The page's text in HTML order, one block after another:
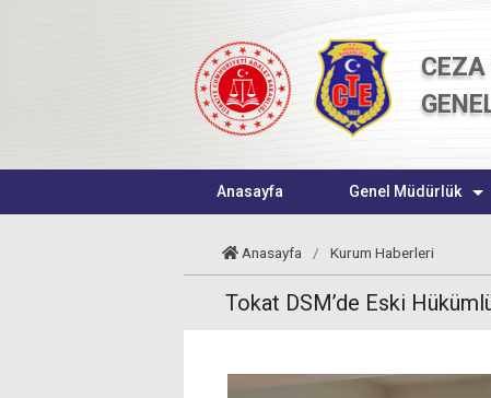
CEZA
Anasayfa Genel Müdürlük
Anasayfa / Kurum Haberleri
Tokat DSM’de Eski